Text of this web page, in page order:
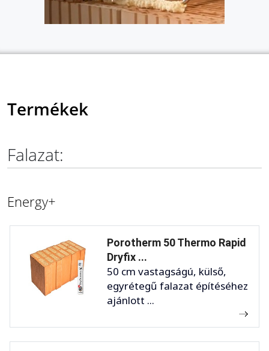
Termékek
Falazat:
Energy+
Porotherm 50 Thermo Rapid
Dryfix ...
50 cm vastagságú, külső,
egyrétegű falazat építéséhez
ajánlott ...